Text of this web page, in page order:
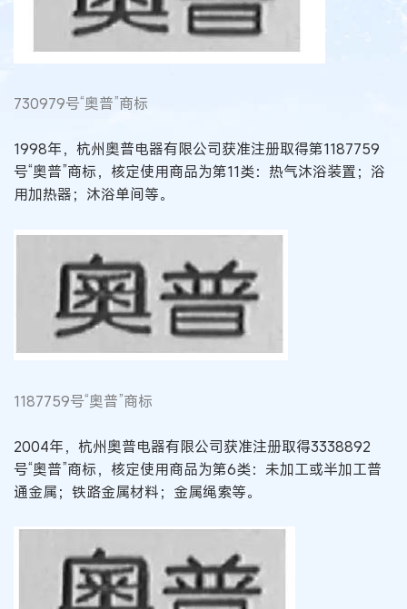
730979号“奥普”商标
1998年，杭州奥普电器有限公司获准注册取得第1187759
号“奥普”商标，核定使用商品为第11类：热气沐浴装置；浴
用加热器；沐浴单间等。
1187759号“奥普”商标
2004年，杭州奥普电器有限公司获准注册取得3338892
号“奥普”商标，核定使用商品为第6类：未加工或半加工普
通金属；铁路金属材料；金属绳索等。